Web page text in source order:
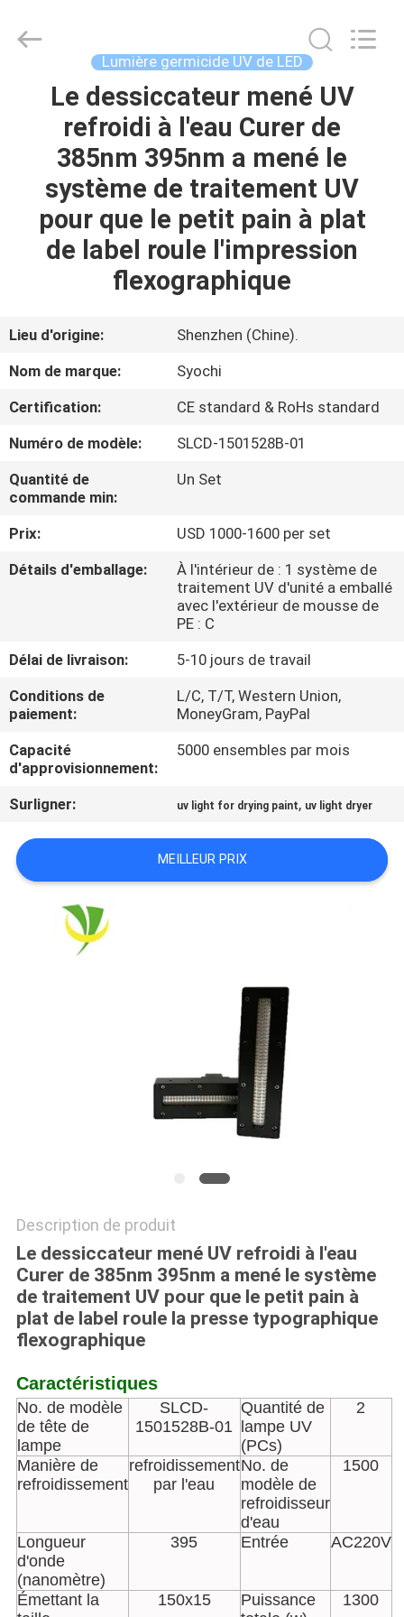
MAISON
PRODUITS
SUJET
VISITE
CONTRÔLE
DE
QUALITÉ
CONTACTEZ-
NOUVELLES
DEMANDEZ
UNE
CITATION
PLAN
DU
SITE
PRIVACY
Syochi
Electronics
Lumière germicide UV de LED
Le dessiccateur mené UV
refroidi à l'eau Curer de
385nm 395nm a mené le
système de traitement UV
pour que le petit pain à plat
de label roule l'impression
flexographique
Lieu d'origine:
Shenzhen (Chine).
Nom de marque:
Syochi
Certification:
CE standard & RoHs standard
Numéro de modèle:
SLCD-1501528B-01
Quantité de
commande min:
Un Set
Prix:
USD 1000-1600 per set
Détails d'emballage:
À l'intérieur de : 1 système de
traitement UV d'unité a emballé
avec l'extérieur de mousse de
PE : C
Délai de livraison:
5-10 jours de travail
Conditions de
paiement:
L/C, T/T, Western Union,
MoneyGram, PayPal
Capacité
d'approvisionnement:
5000 ensembles par mois
Surligner: uv light for drying paint, uv light dryer
MEILLEUR PRIX
Description de produit
Le dessiccateur mené UV refroidi à l'eau
Curer de 385nm 395nm a mené le système
de traitement UV pour que le petit pain à
plat de label roule la presse typographique
flexographique
Caractéristiques
No. de modèle
de tête de
lampe
SLCD-
1501528B-01
Quantité de
lampe UV
(PCs)
2
Manière de
refroidissement
refroidissement
par l'eau
No. de
modèle de
refroidisseur
d'eau
1500
Longueur
d'onde
(nanomètre)
395 Entrée AC220V
Émettant la
150x15
Puissance
1300